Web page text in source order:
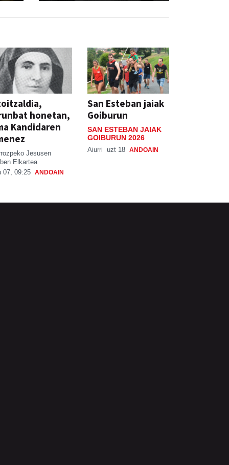
honetan,
Kandidaren
Jesusen
Elkartea
07, 09:25 ANDOAIN
San Esteban jaiak
Goiburun
SAN ESTEBAN JAIAK
GOIBURUN 2026
Aiurri uzt 18 ANDOAIN